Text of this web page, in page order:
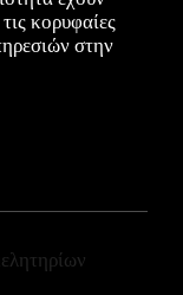
κορυφαίες
στην